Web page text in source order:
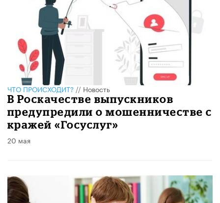
ЧТО ПРОИСХОДИТ? // Новость
В Роскачестве выпускников
предупредили о мошенничестве с
кражей «Госуслуг»
20 мая